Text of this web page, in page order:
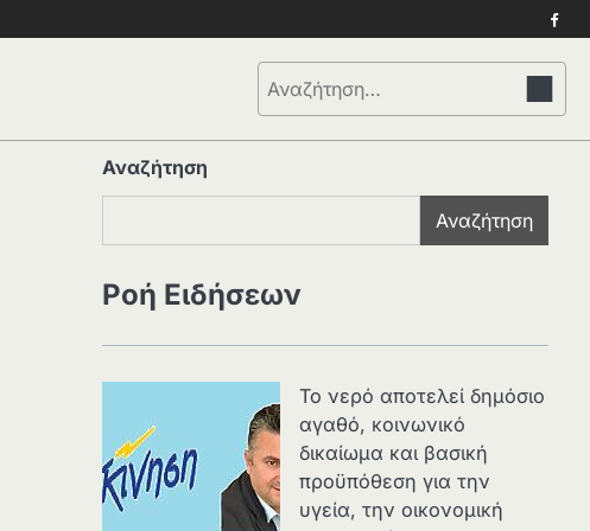
Αναζήτηση
για:
Αναζήτηση
Αναζήτηση
Ροή Ειδήσεων
Το νερό αποτελεί δημόσιο
αγαθό, κοινωνικό
δικαίωμα και βασική
προϋπόθεση για την
υγεία, την οικονομική